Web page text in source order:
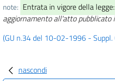
note: Entrata in vigore della
aggiornamento all'atto
(GU n.34 del 10-02-1996 - Suppl.
nascondi